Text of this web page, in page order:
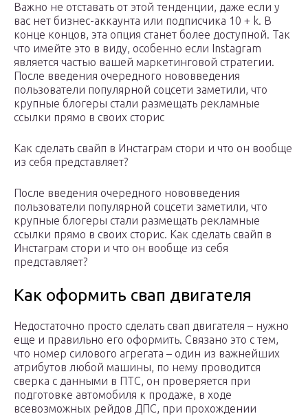
Важно не отставать от этой тенденции, даже если у
вас нет бизнес-аккаунта или подписчика 10 + k. В
конце концов, эта опция станет более доступной. Так
что имейте это в виду, особенно если Instagram
является частью вашей маркетинговой стратегии.
После введения очередного нововведения
пользователи популярной соцсети заметили, что
крупные блогеры стали размещать рекламные
ссылки прямо в своих сторис
Как сделать свайп в Инстаграм стори и что он вообще
из себя представляет?
После введения очередного нововведения
пользователи популярной соцсети заметили, что
крупные блогеры стали размещать рекламные
ссылки прямо в своих сторис. Как сделать свайп в
Инстаграм стори и что он вообще из себя
представляет?
Как оформить свап двигателя
Недостаточно просто сделать свап двигателя – нужно
еще и правильно его оформить. Связано это с тем,
что номер силового агрегата – один из важнейших
атрибутов любой машины, по нему проводится
сверка с данными в ПТС, он проверяется при
подготовке автомобиля к продаже, в ходе
всевозможных рейдов ДПС, при прохождении